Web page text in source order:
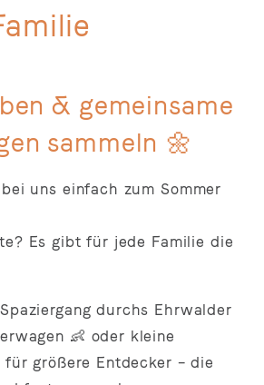
& gemeinsame
sammeln 🌼
uns einfach zum Sommer
Es gibt für jede Familie die
durchs Ehrwalder
👶 oder kleine
größere Entdecker – die